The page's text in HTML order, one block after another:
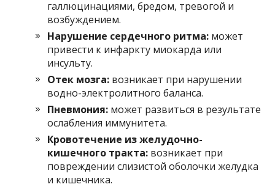
галлюцинациями, бредом, тревогой и
возбуждением.
Нарушение сердечного ритма: может
привести к инфаркту миокарда или
инсульту.
Отек мозга: возникает при нарушении
водно-электролитного баланса.
Пневмония: может развиться в результате
ослабления иммунитета.
Кровотечение из желудочно-
кишечного тракта: возникает при
повреждении слизистой оболочки желудка
и кишечника.